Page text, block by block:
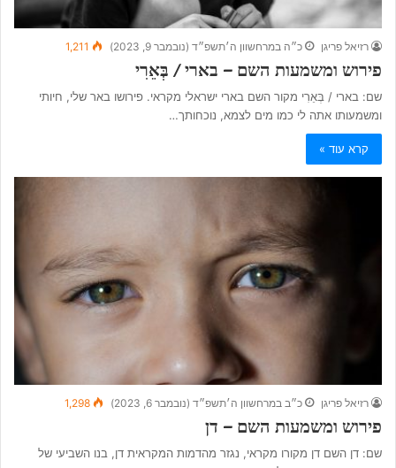
רזיאל פריגן כ״ה במרחשוון ה׳תשפ״ד (נובמבר 9, 2023) 1,211
פירוש ומשמעות השם – בארי / בְּאֵרִי
שם: בארי / בְּאֵרִי מקור השם בארי ישראלי מקראי. פירושו באר שלי, חיותי
ומשמעותו אתה לי כמו מים לצמא, נוכחותך…
קרא עוד »
רזיאל פריגן כ״ב במרחשוון ה׳תשפ״ד (נובמבר 6, 2023) 1,298
פירוש ומשמעות השם – דן
שם: דן השם דן מקורו מקראי, נגזר מהדמות המקראית דן, בנו השביעי של